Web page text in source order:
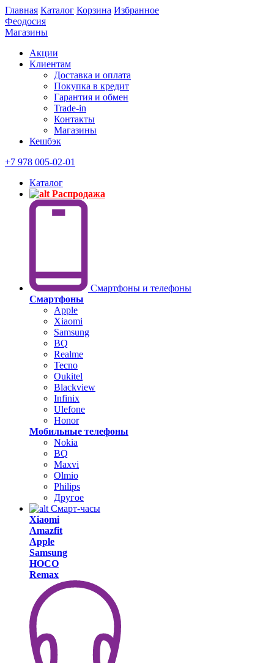
Главная Каталог Корзина Избранное
Феодосия
Магазины
Акции
Клиентам
Доставка и оплата
Покупка в кредит
Гарантия и обмен
Trade-in
Контакты
Магазины
Кешбэк
+7 978 005-02-01
Каталог
Распродажа
Смартфоны и телефоны
Смартфоны
Apple
Xiaomi
Samsung
BQ
Realme
Tecno
Oukitel
Blackview
Infinix
Ulefone
Honor
Мобильные телефоны
Nokia
BQ
Maxvi
Olmio
Philips
Другое
Смарт-часы
Xiaomi
Amazfit
Apple
Samsung
HOCO
Remax